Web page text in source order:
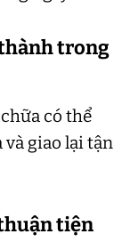
trong
có thể
giao lại tận
tiện